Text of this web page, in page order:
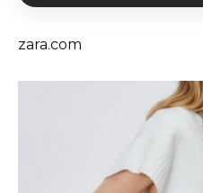
zara.com